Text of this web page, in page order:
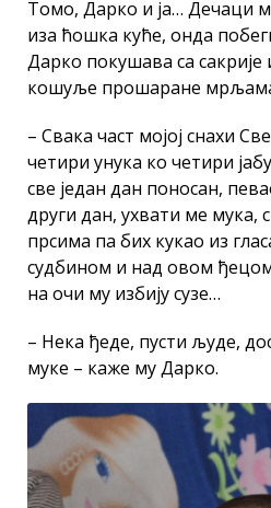
Томо, Дарко и ја… Дечаци
иза ћошка куће, онда
Дарко покушава са сакрије
кошуље прошаране
– Свака част мојој снахи
четири унука ко четири
све један дан поносан,
други дан, ухвати ме мука,
прсима па бих кукао из
судбином и над овом
на очи му избију сузе…
– Нека ђеде, пусти људе,
муке – каже му Дарко.